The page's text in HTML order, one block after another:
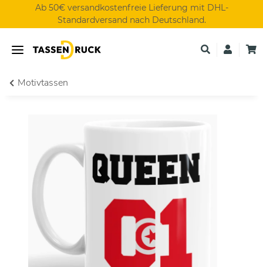
Ab 50€ versandkostenfreie Lieferung mit DHL-
Standardversand nach Deutschland.
Motivtassen